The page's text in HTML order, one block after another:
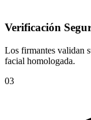
Verificación
Los firmantes validan
facial homologada.
03